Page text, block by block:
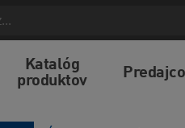
Katalóg
produktov